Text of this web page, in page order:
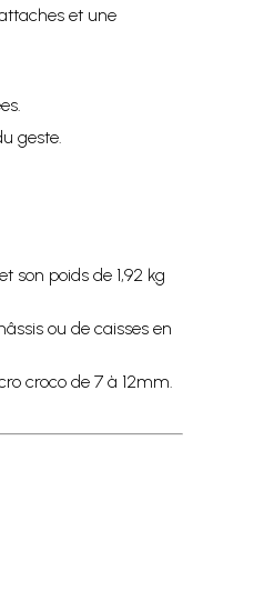
et une
geste.
son poids de 1,92 kg
ou de caisses en
croco de 7 à 12mm.